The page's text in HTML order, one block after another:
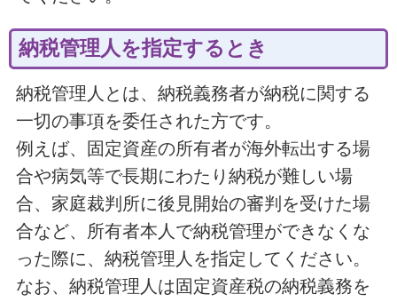
納税管理人を指定するとき
納税管理人とは、納税義務者が納税に関する
一切の事項を委任された方です。
例えば、固定資産の所有者が海外転出する場
合や病気等で長期にわたり納税が難しい場
合、家庭裁判所に後見開始の審判を受けた場
合など、所有者本人で納税管理ができなくな
った際に、納税管理人を指定してください。
なお、納税管理人は固定資産税の納税義務を